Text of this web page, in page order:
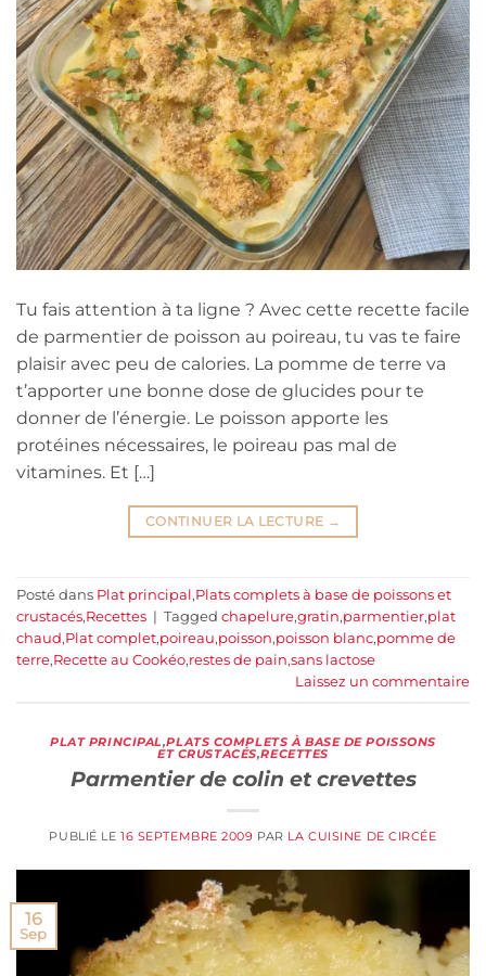
Tu fais attention à ta ligne ? Avec cette recette facile
de parmentier de poisson au poireau, tu vas te faire
plaisir avec peu de calories. La pomme de terre va
t’apporter une bonne dose de glucides pour te
donner de l’énergie. Le poisson apporte les
protéines nécessaires, le poireau pas mal de
vitamines. Et […]
CONTINUER LA LECTURE →
Posté dans Plat principal ,Plats complets à base de poissons et
crustacés,Recettes | Tagged chapelure,gratin,parmentier,plat
chaud,Plat complet,poireau,poisson,poisson blanc,pomme de
terre,Recette au Cookéo,restes de pain,sans lactose
Laissez un commentaire
PLAT PRINCIPAL,PLATS COMPLETS À BASE DE POISSONS
ET CRUSTACÉS,RECETTES
Parmentier de colin et crevettes
PUBLIÉ LE16 SEPTEMBRE 2009 PAR LA CUISINE DE CIRCÉE
16
Sep